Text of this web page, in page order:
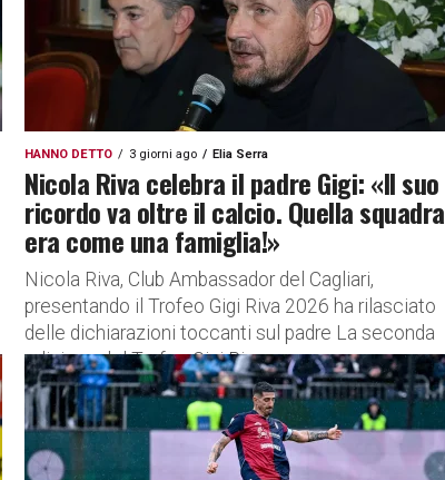
HANNO DETTO 3 giorni ago Elia Serra
Nicola Riva celebra il padre Gigi: «Il suo
ricordo va oltre il calcio. Quella squadra
era come una famiglia!»
Nicola Riva, Club Ambassador del Cagliari,
presentando il Trofeo Gigi Riva 2026 ha rilasciato
delle dichiarazioni toccanti sul padre La seconda
edizione del Trofeo Gigi Riva...